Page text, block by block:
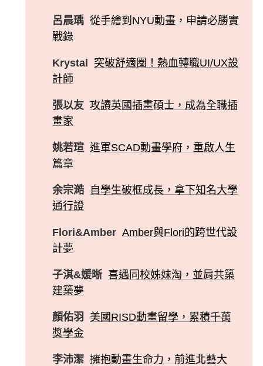
呂晨瑀 從手繪到NYU動畫，申請必勝實
戰錄
Krystal 突破舒適圈！熱血轉職UI/UX設
計師
張以友 攻讀英國插畫碩士，成為全職插
畫家
姚若瑄 進軍SCAD動畫學府，重啟人生
篇章
余宗澔
自學生破框成長，拿下知名大學
通行證
Flori&Amber Amber與Flori的跨世代設
計夢
子淇&媛晰 喜遇同校姊妹淘，並肩共築
建築夢
顏佑羽
美國RISD動畫留學，累積千萬
獎學金
李沛潔 擁抱動畫生命力，前進北藝大